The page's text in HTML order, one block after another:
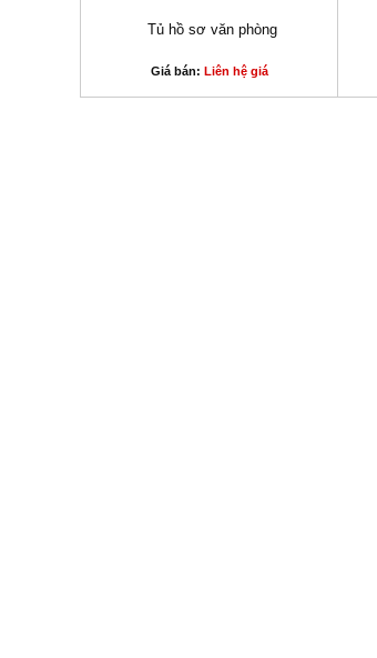
Tủ hồ sơ văn phòng
Giá bán: Liên hệ giá